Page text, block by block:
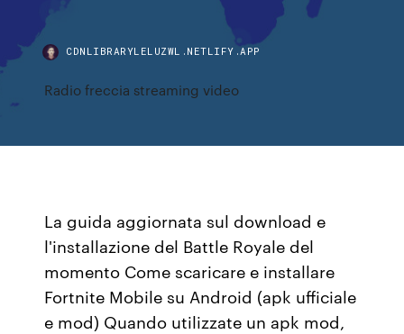
CDNLIBRARYLELUZWL.NETLIFY.APP
Radio freccia streaming video
La guida aggiornata sul download e
l'installazione del Battle Royale del
momento Come scaricare e installare
Fortnite Mobile su Android (apk ufficiale
e mod) Quando utilizzate un apk mod,